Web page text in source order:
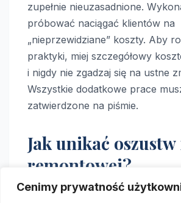
Cenimy prywatność
zupełnie nieuzasadnione.
próbować naciągać klientów na
„nieprzewidziane” koszty. Aby
praktyki, miej szczegółowy
i nigdy nie zgadzaj się na ustne
Wszystkie dodatkowe prace
zatwierdzone na piśmie.
Jak unikać
remontowej?
Żeby skutecznie unikać oszustw